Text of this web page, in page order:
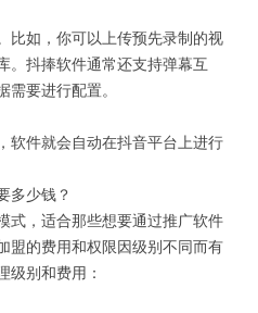
比如，你可以上传预先录制的视
。抖捧软件通常还支持弹幕互
要进行配置。
软件就会自动在抖音平台上进行
多少钱？
式，适合那些想要通过推广软件
盟的费用和权限因级别不同而有
级别和费用：